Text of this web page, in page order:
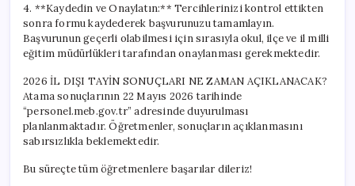
4. **Kaydedin ve Onaylatın:** Tercihlerinizi kontrol ettikten
sonra formu kaydederek başvurunuzu tamamlayın.
Başvurunun geçerli olabilmesi için sırasıyla okul, ilçe ve il milli
eğitim müdürlükleri tarafından onaylanması gerekmektedir.
2026 İL DIŞI TAYİN SONUÇLARI NE ZAMAN AÇIKLANACAK?
Atama sonuçlarının 22 Mayıs 2026 tarihinde
“personel.meb.gov.tr” adresinde duyurulması
planlanmaktadır. Öğretmenler, sonuçların açıklanmasını
sabırsızlıkla beklemektedir.
Bu süreçte tüm öğretmenlere başarılar dileriz!